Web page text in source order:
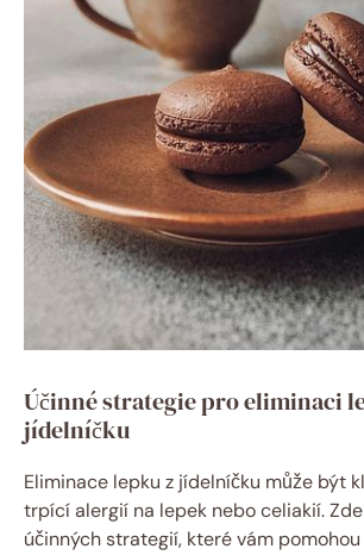
Účinné strategie pro eliminaci
jídelníčku
Eliminace lepku z jídelníčku může být
trpící alergií na lepek nebo celiakií.
účinných strategií, které vám